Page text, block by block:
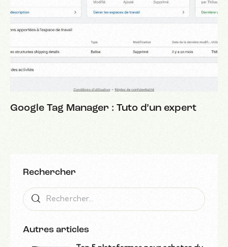
Google Tag Manager : Tuto d’un expert
Rechercher
Autres articles